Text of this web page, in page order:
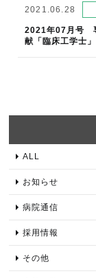
2021.06.28
2021年07月号
献「臨床工学士」
ALL
お知らせ
病院通信
採用情報
その他